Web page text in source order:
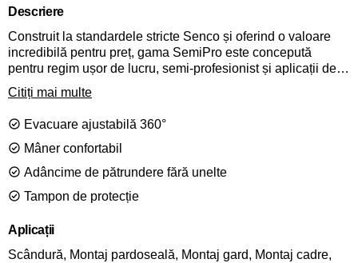
Descriere
Construit la standardele stricte Senco și oferind o valoare
incredibilă pentru preț, gama SemiPro este concepută
pentru regim ușor de lucru, semi-profesionist și aplicații de
bricolaj. Uneltele SemiPro prezintă o acțiune restrictivă a
trăgaciului pentru o siguranță maximă și sunt acoperite de
garanția Senco de 1 an. Ușor de observat, cu capace roșii și
corpuri negre distincte. Pistolul de șarpante S900FN va
împinge cuiele până la 90mm în cherestea pentru aplicații
ce includ realizarea de șarpante din cherestea, substrat
pardoseli și împrejmuiri.
Citiți mai multe
Evacuare ajustabilă 360°
Mâner confortabil
Adâncime de pătrundere fără unelte
Tampon de protecție
Aplicații
Scândură, Montaj pardoseală, Montaj gard, Montaj cadre,